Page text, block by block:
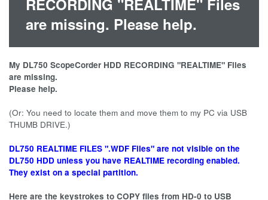
RECORDING "REALTIME" Files
are missing. Please help.
My DL750 ScopeCorder HDD RECORDING "REALTIME" Files
are missing.
Please help.
(Or: You need to locate them and move them to my PC via USB
THUMB DRIVE.)
DL750 REALTIME FILES ".WDF Files" are not visible on the
DL750 HDD unless you have REALTIME recording enabled.
They exist on a special partition.
Here are the keystrokes to COPY files from HD-0 to USB